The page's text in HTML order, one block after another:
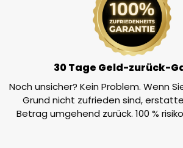
30 Tage Geld-zurück-
Noch unsicher? Kein Problem. Wenn
Grund nicht zufrieden sind,
Betrag umgehend zurück. 100 %